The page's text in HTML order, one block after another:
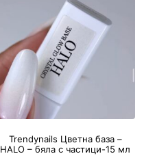
Trendynails Цветна база –
HALO – бяла с частици-15 мл